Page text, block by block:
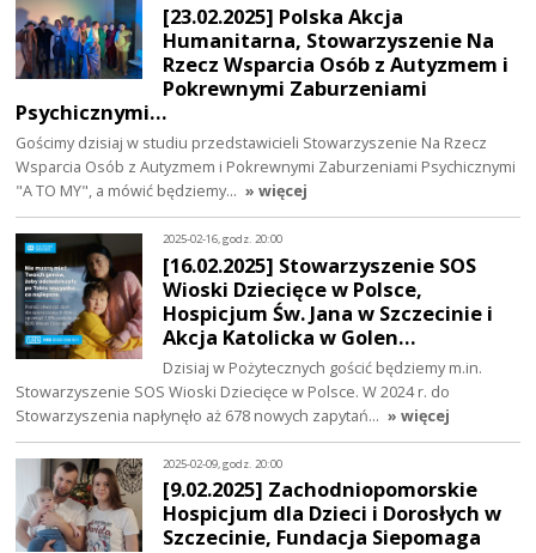
[23.02.2025] Polska Akcja
Humanitarna, Stowarzyszenie Na
Rzecz Wsparcia Osób z Autyzmem i
Pokrewnymi Zaburzeniami
Psychicznymi…
Gościmy dzisiaj w studiu przedstawicieli Stowarzyszenie Na Rzecz
Wsparcia Osób z Autyzmem i Pokrewnymi Zaburzeniami Psychicznymi
"A TO MY", a mówić będziemy… » więcej
2025-02-16, godz. 20:00
[16.02.2025] Stowarzyszenie SOS
Wioski Dziecięce w Polsce,
Hospicjum Św. Jana w Szczecinie i
Akcja Katolicka w Golen…
Dzisiaj w Pożytecznych gościć będziemy m.in.
Stowarzyszenie SOS Wioski Dziecięce w Polsce. W 2024 r. do
Stowarzyszenia napłynęło aż 678 nowych zapytań… » więcej
2025-02-09, godz. 20:00
[9.02.2025] Zachodniopomorskie
Hospicjum dla Dzieci i Dorosłych w
Szczecinie, Fundacja Siepomaga